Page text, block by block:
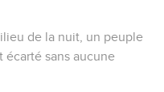
de la nuit, un peuple
écarté sans aucune